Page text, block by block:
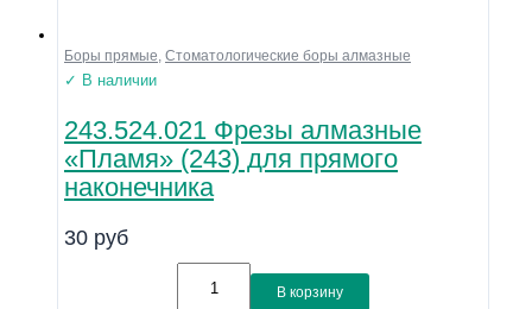
Боры прямые Стоматологические боры алмазные
✓ В наличии
243.524.021 Фрезы алмазные
«Пламя» (243) для прямого
наконечника
30 руб
В корзину